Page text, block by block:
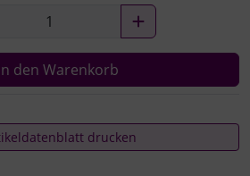
den Warenkorb
drucken